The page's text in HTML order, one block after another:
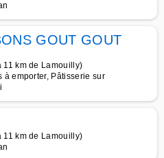
GOUT GOUT
km de Lamouilly)
à emporter, Pâtisserie sur
km de Lamouilly)